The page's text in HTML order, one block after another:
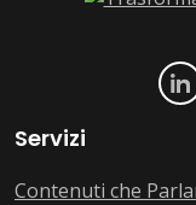
Servizi
Contenuti che